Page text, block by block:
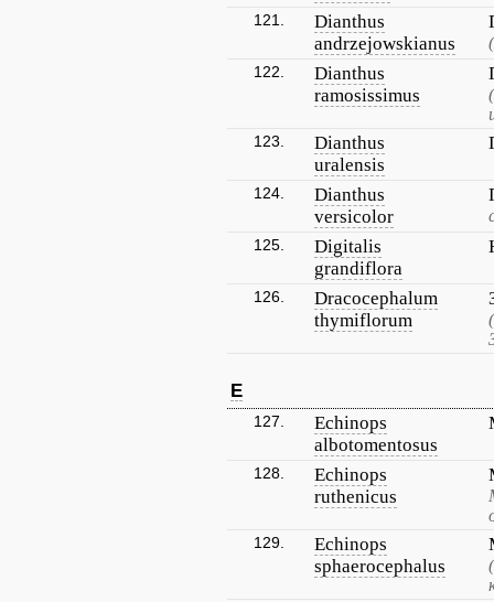
121.
Dianthus
andrzejowskianus
122.
Dianthus
ramosissimus
123.
Dianthus
uralensis
124.
Dianthus
versicolor
125.
Digitalis
grandiflora
126.
Dracocephalum
thymiflorum
E
127.
Echinops
albotomentosus
128.
Echinops
ruthenicus
129.
Echinops
sphaerocephalus